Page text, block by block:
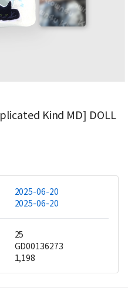
Kind MD] DOLL
2025-06-20
2025-06-20
25
GD00136273
1,198